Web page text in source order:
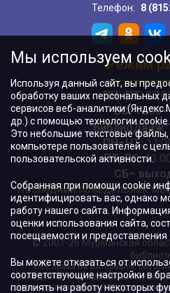
Телефон:
8
Режим
ПН–ПТ:
ВС:
"БиблиоДвиж"
ПН–ЧТ:
ПТ, ВС:
СБ–
Последний понедельник
© 2001-26 Мурманская
Все права на материалы,
принадлежат учреждению и/или
с законодательством РФ.
Мы используем
Используя данный сайт, вы
обработку ваших персональных
сервисов веб-аналитики
др.) с помощью технологии cookie.
Это небольшие текстовые
компьютере пользователей с
пользовательской активности.
Собранная при помощи cookie
идентифицировать вас, однако
работу нашего сайта.
оценки использования сайта,
посещаемости и предоставления
Вы можете отказаться от
соответствующие настройки в
повлиять на работу некоторых